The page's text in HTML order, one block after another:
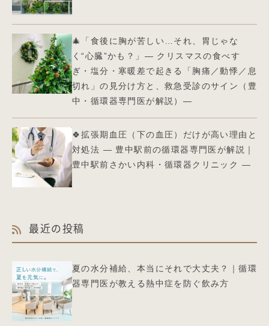
🎄「食後に胸が苦しい…それ、胃じゃな
く“心臓”かも？」― クリスマスの食べす
ぎ・塩分・寒暖差で起きる「胸痛／動悸／息
切れ」の見分け方と、救急受診のサイン（豊
中・循環器専門医が解説）—
🍀拡張期血圧（下の血圧）だけが高い理由と
対処法 ― 豊中駅前の循環器専門医が解説｜
豊中駅前さかい内科・循環器クリニック ―
最近の投稿
夏の水分補給、本当にそれで大丈夫？｜循環
器専門医が教える熱中症を防ぐ飲み方